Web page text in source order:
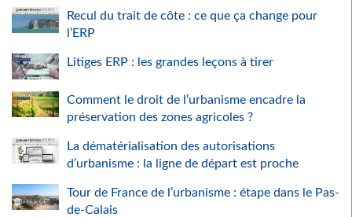
Recul du trait de côte : ce que ça change pour
l’ERP
Litiges ERP : les grandes leçons à tirer
Comment le droit de l’urbanisme encadre la
préservation des zones agricoles ?
La dématérialisation des autorisations
d’urbanisme : la ligne de départ est proche
Tour de France de l’urbanisme : étape dans le Pas-
de-Calais